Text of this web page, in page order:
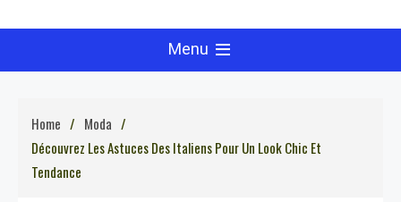
Menu
Home
Moda
Découvrez Les Astuces Des Italiens Pour Un Look Chic Et
Tendance